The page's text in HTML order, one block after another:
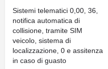
Sistemi telematici 0,00, 36,
notifica automatica di
collisione, tramite SIM
veicolo, sistema di
localizzazione, 0 e assitenza
in caso di guasto